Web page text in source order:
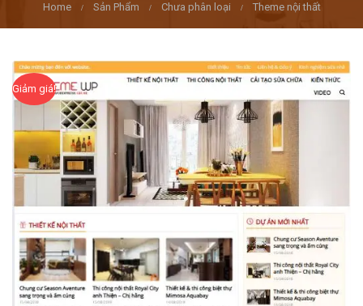
Home Sản Phẩm Chưa phân loại Theme nội thất
Giảm giá!